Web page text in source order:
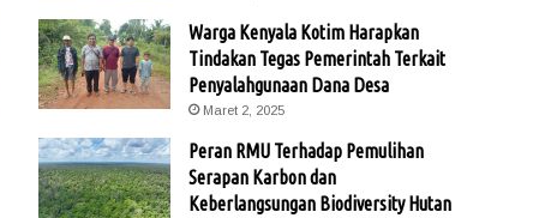
Warga Kenyala Kotim Harapkan
Tindakan Tegas Pemerintah Terkait
Penyalahgunaan Dana Desa
Maret 2, 2025
Peran RMU Terhadap Pemulihan
Serapan Karbon dan
Keberlangsungan Biodiversity Hutan